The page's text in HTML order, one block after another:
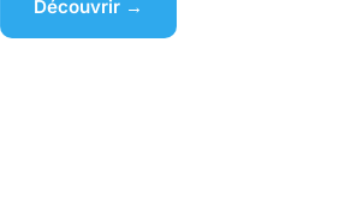
Découvrir →